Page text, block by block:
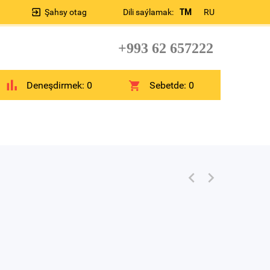
Dili saýlamak: TM RU
Şahsy otag
+993 62 657222
Deneşdirmek: 0 Sebetde:0